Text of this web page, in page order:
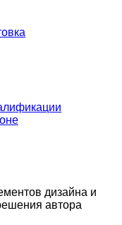
дизайна и
автора